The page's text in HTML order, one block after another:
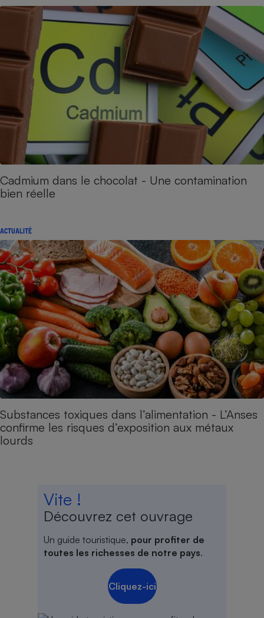
Cadmium dans le chocolat - Une contamination
bien réelle
ACTUALITÉ
Substances toxiques dans l’alimentation - L’Anses
confirme les risques d’exposition aux métaux
lourds
Vite !
Découvrez cet ouvrage
Un guide touristique, pour profiter de
toutes les richesses de notre pays.
Cliquez-ici